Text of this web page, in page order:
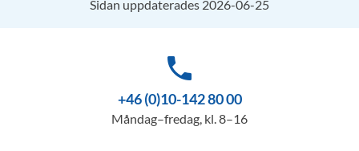
Sidan uppdaterades 2026-06-25
phone
+46 (0)10-142 80 00
Måndag–fredag, kl. 8–16